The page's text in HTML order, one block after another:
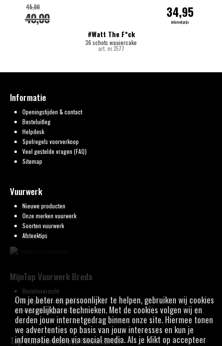
#Watt The F*ck
36 schots waaiercake
art. nr.2577
40,00
45,00 34,95
internetprijs
Informatie
Openingstijden & contact
Besteluitleg
Helpdesk
Spelregels voorverkoop
Veel gestelde vragen (FAQ)
Sitemap
Vuurwerk
Nieuwe producten
Onze merken vuurwerk
Soorten vuurwerk
Afsteektips
MijnTop Vuurwerk Breda
Besteloverzicht
Mijn gegevens wijzigen
Nieuwsbrief aanmelding
Top Vuurwerk Breda Nieuwsbrief
Om je beter en persoonlijker te helpen, gebruiken wij cookies
en vergelijkbare technieken. Met de cookies volgen wij en
derden jouw internetgedrag binnen onze site. Hiermee tonen
we advertenties op basis van jouw interesses en kun je
informatie delen via social media. Als je klikt op accepteer